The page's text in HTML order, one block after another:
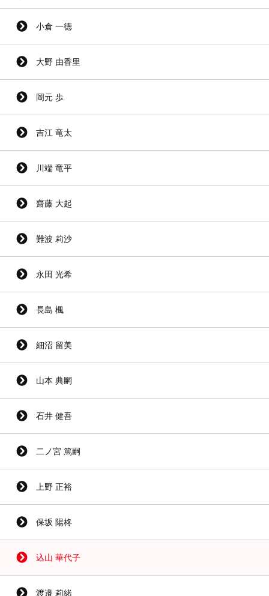
小倉 一徳
大野 由香里
岡元 歩
吉江 竜太
川端 竜平
齋藤 大起
難波 莉沙
永田 光希
長島 楓
細沼 留美
山本 典嗣
石井 健吾
二ノ宮 篤嗣
上野 正裕
保坂 陽柊
込山 華代子
渡邉 莉緒